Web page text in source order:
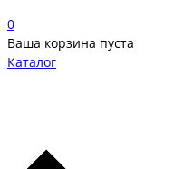
0
Ваша корзина пуста
Каталог